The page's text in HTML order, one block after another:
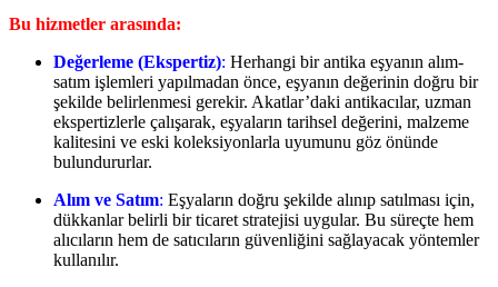
Bu hizmetler arasında:
Değerleme (Ekspertiz): Herhangi bir antika eşyanın alım-
satım işlemleri yapılmadan önce, eşyanın değerinin doğru bir
şekilde belirlenmesi gerekir. Akatlar’daki antikacılar, uzman
ekspertizlerle çalışarak, eşyaların tarihsel değerini, malzeme
kalitesini ve eski koleksiyonlarla uyumunu göz önünde
bulundururlar.
Alım ve Satım: Eşyaların doğru şekilde alınıp satılması için,
dükkanlar belirli bir ticaret stratejisi uygular. Bu süreçte hem
alıcıların hem de satıcıların güvenliğini sağlayacak yöntemler
kullanılır.